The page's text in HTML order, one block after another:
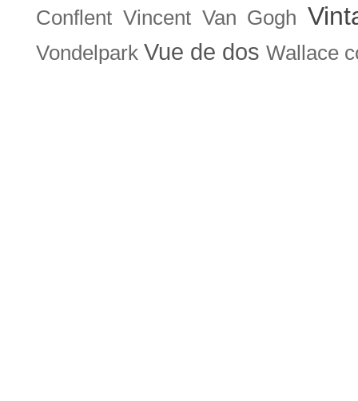
Conflent Vincent Van Gogh
Vondelpark Vue de dos Wallace